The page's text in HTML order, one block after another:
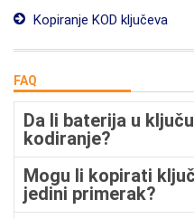
Kopiranje KOD ključeva
FAQ
Da li baterija u
kodiranje?
Mogu li kopirati
jedini primerak?